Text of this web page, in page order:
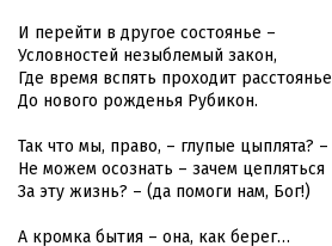
И перейти в другое состоянье –
Условностей незыблемый закон,
Где время вспять проходит расстоянье
До нового рожденья Рубикон.
Так что мы, право, – глупые цыплята? –
Не можем осознать – зачем цепляться
За эту жизнь? – (да помоги нам, Бог!)
А кромка бытия – она, как берег…